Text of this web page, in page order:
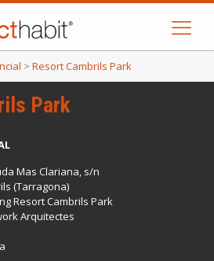
> Resort Cambrils Park
Park
Mas Clariana, s/n
(Tarragona)
Resort Cambrils Park
Arquitectes